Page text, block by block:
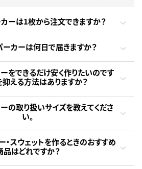
ーは1枚から注文できますか？
ーカーは何日で届きますか？
をできるだけ安く作りたいのです
抑える方法はありますか？
の取り扱いサイズを教えてくださ
い。
・スウェットを作るときのおすすめ
品はどれですか？